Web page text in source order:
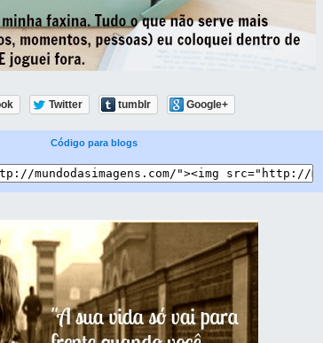
Twitter tumblr Google+
Código para blogs